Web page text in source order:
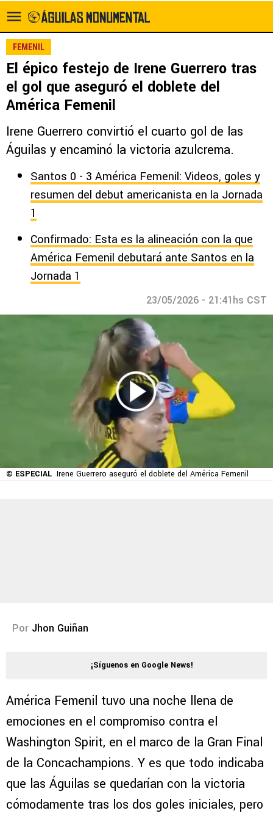
FEMENIL
El épico festejo de Irene Guerrero tras
el gol que aseguró el doblete del
América Femenil
Irene Guerrero convirtió el cuarto gol de las
Águilas y encaminó la victoria azulcrema.
Santos 0 - 3 América Femenil: Videos, goles y
resumen del debut americanista en la Jornada
1
Confirmado: Esta es la alineación con la que
América Femenil debutará ante Santos en la
Jornada 1
23/05/2026 - 21:41hs CST
© ESPECIAL Irene Guerrero aseguró el doblete del América Femenil
Por Jhon Guiñan
¡Síguenos en Google News!
América Femenil tuvo una noche llena de
emociones en el compromiso contra el
Washington Spirit, en el marco de la Gran Final
de la Concachampions. Y es que todo indicaba
que las Águilas se quedarían con la victoria
cómodamente tras los dos goles iniciales, pero